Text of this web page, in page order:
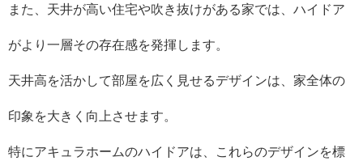
また、天井が高い住宅や吹き抜けがある家では、ハイドア
がより一層その存在感を発揮します。
天井高を活かして部屋を広く見せるデザインは、家全体の
印象を大きく向上させます。
特にアキュラホームのハイドアは、これらのデザインを標